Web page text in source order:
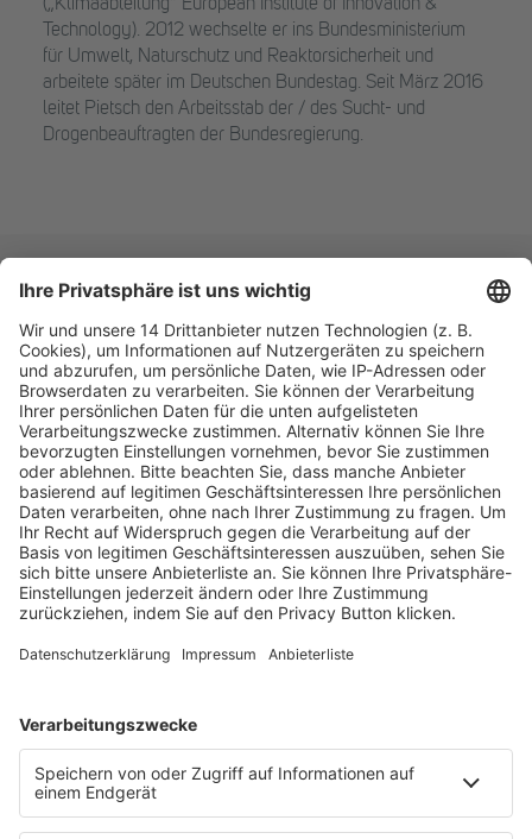
(„Klimaabteilung“ European Institute of Innovation &
Technology). 2012 wechselte er ins Bundesministerium
für Umwelt, Naturschutz und Reaktorsicherheit und
arbeitete später im Deutschen Bundestag. Seit März 2016
leitet Pietsch den Arbeitsstab der / des Sucht- und
Drogenbeauftragten der Bundesregierung.
Fachmedien Recht und Wirtschaft
Ein Fachbereich der
dfv Mediengruppe
Mainzer Landstr. 251
60326 Frankfurt am Main
E-Mail:info@ruw.de
Web:https://www.ruw.de
AGB
Datenschutzerklärung
Genderhinweis
Cookie-Einstellungen